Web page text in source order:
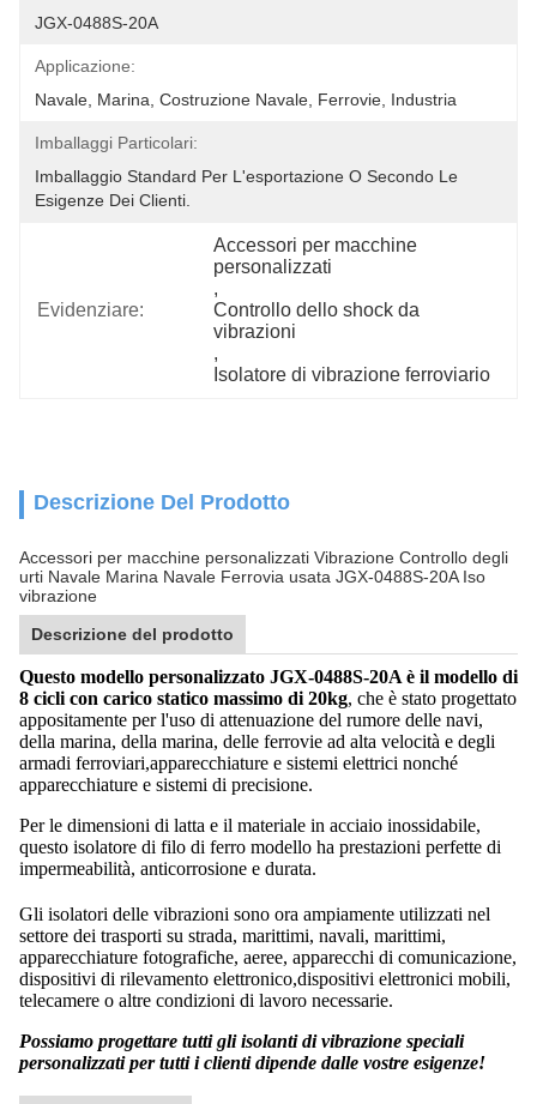
JGX-0488S-20A
Applicazione:
Navale, Marina, Costruzione Navale, Ferrovie, Industria
Imballaggi Particolari:
Imballaggio Standard Per L'esportazione O Secondo Le
Esigenze Dei Clienti.
Evidenziare:
Accessori per macchine
personalizzati
,
Controllo dello shock da
vibrazioni
,
Isolatore di vibrazione ferroviario
Descrizione Del Prodotto
Accessori per macchine personalizzati Vibrazione Controllo degli
urti Navale Marina Navale Ferrovia usata JGX-0488S-20A Iso
vibrazione
Descrizione del prodotto
Questo modello personalizzato JGX-0488S-20A è il modello di
8 cicli con carico statico massimo di 20kg, che è stato progettato
appositamente per l'uso di attenuazione del rumore delle navi,
della marina, della marina, delle ferrovie ad alta velocità e degli
armadi ferroviari,apparecchiature e sistemi elettrici nonché
apparecchiature e sistemi di precisione.
Per le dimensioni di latta e il materiale in acciaio inossidabile,
questo isolatore di filo di ferro modello ha prestazioni perfette di
impermeabilità, anticorrosione e durata.
Gli isolatori delle vibrazioni sono ora ampiamente utilizzati nel
settore dei trasporti su strada, marittimi, navali, marittimi,
apparecchiature fotografiche, aeree, apparecchi di comunicazione,
dispositivi di rilevamento elettronico,dispositivi elettronici mobili,
telecamere o altre condizioni di lavoro necessarie.
Possiamo progettare tutti gli isolanti di vibrazione speciali
personalizzati per tutti i clienti dipende dalle vostre esigenze!